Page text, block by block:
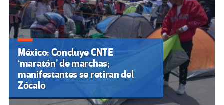
México: Concluye CNTE
‘maratón’ de marchas;
manifestantes se retiran del
Zócalo